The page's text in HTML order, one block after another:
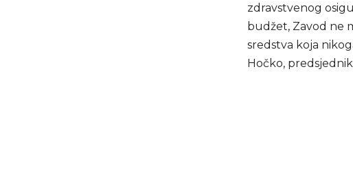
zdravstvenog
budžet, Zavod ne
sredstva koja
Hočko,